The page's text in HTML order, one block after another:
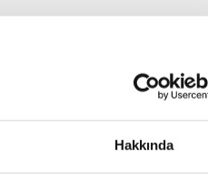
Hakkında